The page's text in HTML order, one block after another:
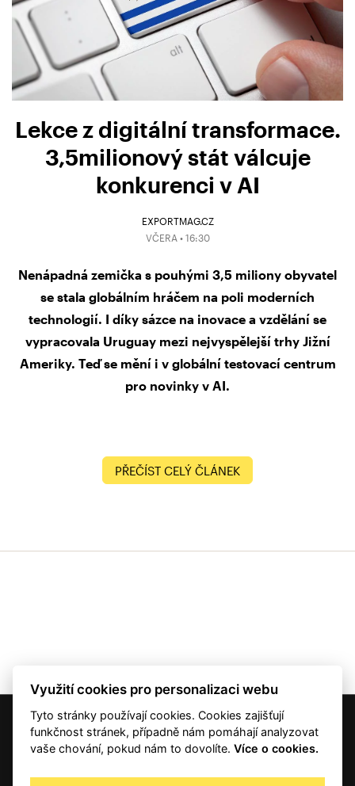
Lekce z digitální transformace.
3,5milionový stát válcuje
konkurenci v AI
EXPORTMAG.CZ
VČERA • 16:30
Nenápadná zemička s pouhými 3,5 miliony obyvatel
se stala globálním hráčem na poli moderních
technologií. I díky sázce na inovace a vzdělání se
vypracovala Uruguay mezi nejvyspělejší trhy Jižní
Ameriky. Teď se mění i v globální testovací centrum
pro novinky v AI.
PŘEČÍST CELÝ ČLÁNEK
© 2001 — 2026 Copyright CMI News a dodavatelé obsahu. |
Autorská práva
Využití cookies pro personalizaci webu
Tyto stránky používají cookies. Cookies zajišťují
funkčnost stránek, případně nám pomáhají analyzovat
vaše chování, pokud nám to dovolíte.Více o cookies.